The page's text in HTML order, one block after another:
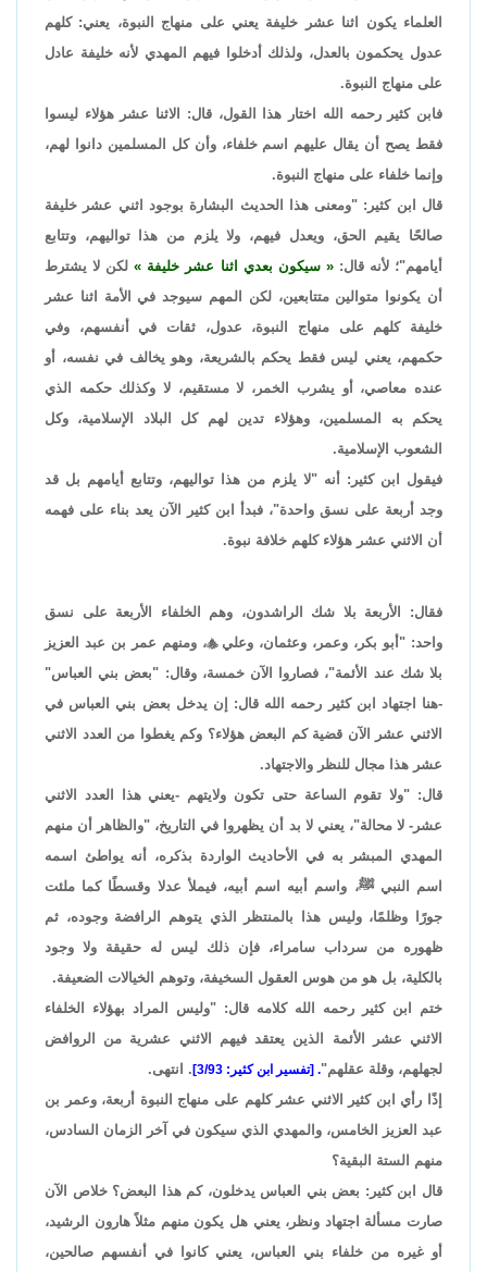
العلماء يكون اثنا عشر خليفة يعني على منهاج النبوة، يعني: كلهم
عدول يحكمون بالعدل، ولذلك أدخلوا فيهم المهدي لأنه خليفة عادل
على منهاج النبوة.
فابن كثير رحمه الله اختار هذا القول، قال: الاثنا عشر هؤلاء ليسوا
فقط يصح أن يقال عليهم اسم خلفاء، وأن كل المسلمين دانوا لهم،
وإنما خلفاء على منهاج النبوة.
قال ابن كثير: "ومعنى هذا الحديث البشارة بوجود اثني عشر خليفة
صالحًا يقيم الحق، ويعدل فيهم، ولا يلزم من هذا تواليهم، وتتابع
أيامهم"؛ لأنه قال:
سيكون بعدي اثنا عشر خليفة
لكن لا يشترط
أن يكونوا متوالين متتابعين، لكن المهم سيوجد في الأمة اثنا عشر
خليفة كلهم على منهاج النبوة، عدول، ثقات في أنفسهم، وفي
حكمهم، يعني ليس فقط يحكم بالشريعة، وهو يخالف في نفسه، أو
عنده معاصي، أو يشرب الخمر، لا مستقيم، لا وكذلك حكمه الذي
يحكم به المسلمين، وهؤلاء تدين لهم كل البلاد الإسلامية، وكل
الشعوب الإسلامية.
فيقول ابن كثير: أنه "لا يلزم من هذا تواليهم، وتتابع أيامهم بل قد
وجد أربعة على نسق واحدة"، فبدأ ابن كثير الآن يعد بناء على فهمه
أن الاثني عشر هؤلاء كلهم خلافة نبوة.
فقال: الأربعة بلا شك الراشدون، وهم الخلفاء الأربعة على نسق
واحد: "أبو بكر، وعمر، وعثمان، وعلي، ومنهم عمر بن عبد العزيز
بلا شك عند الأئمة"، فصاروا الآن خمسة، وقال: "بعض بني العباس"
-هنا اجتهاد ابن كثير رحمه الله قال: إن يدخل بعض بني العباس في
الاثني عشر الآن قضية كم البعض هؤلاء؟ وكم يغطوا من العدد الاثني
عشر هذا مجال للنظر والاجتهاد.
قال: "ولا تقوم الساعة حتى تكون ولايتهم -يعني هذا العدد الاثني
عشر- لا محالة"، يعني لا بد أن يظهروا في التاريخ، "والظاهر أن منهم
المهدي المبشر به في الأحاديث الواردة بذكره، أنه يواطئ اسمه
اسم النبي ﷺ، واسم أبيه اسم أبيه، فيملأ عدلا وقسطًا كما ملئت
جورًا وظلمًا، وليس هذا بالمنتظر الذي يتوهم الرافضة وجوده، ثم
ظهوره من سرداب سامراء، فإن ذلك ليس له حقيقة ولا وجود
بالكلية، بل هو من هوس العقول السخيفة، وتوهم الخيالات الضعيفة.
ختم ابن كثير رحمه الله كلامه قال: "وليس المراد بهؤلاء الخلفاء
الاثني عشر الأئمة الذين يعتقد فيهم الاثني عشرية من الروافض
لجهلهم، وقلة عقلهم". [تفسير ابن كثير: 3/93]
. انتهى.
إذًا رأي ابن كثير الاثني عشر كلهم على منهاج النبوة أربعة، وعمر بن
عبد العزيز الخامس، والمهدي الذي سيكون في آخر الزمان السادس،
منهم الستة البقية؟
قال ابن كثير: بعض بني العباس يدخلون، كم هذا البعض؟ خلاص الآن
صارت مسألة اجتهاد ونظر، يعني هل يكون منهم مثلاً هارون الرشيد،
أو غيره من خلفاء بني العباس، يعني كانوا في أنفسهم صالحين،